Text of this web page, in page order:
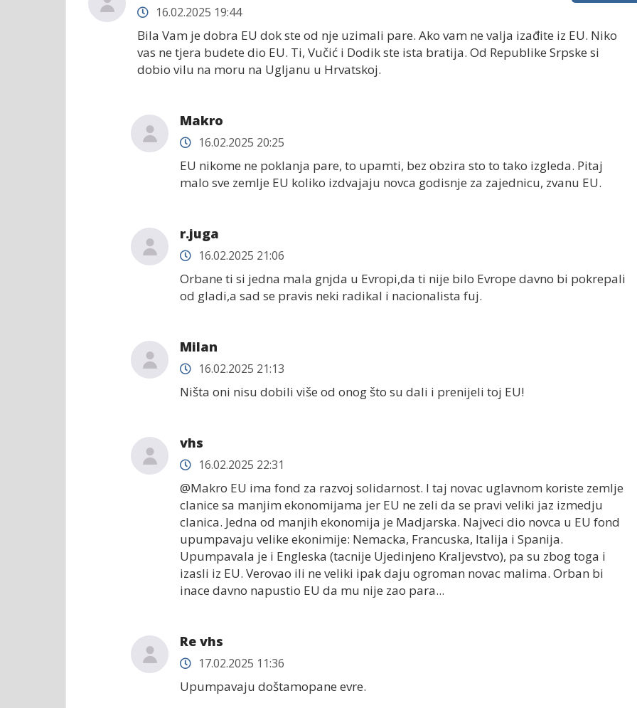
16.02.2025 19:44
Bila Vam je dobra EU dok ste od nje uzimali pare. Ako vam ne valja izađite iz EU. Niko
vas ne tjera budete dio EU. Ti, Vučić i Dodik ste ista bratija. Od Republike Srpske si
dobio vilu na moru na Ugljanu u Hrvatskoj.
Makro
16.02.2025 20:25
EU nikome ne poklanja pare, to upamti, bez obzira sto to tako izgleda. Pitaj
malo sve zemlje EU koliko izdvajaju novca godisnje za zajednicu, zvanu EU.
r.juga
16.02.2025 21:06
Orbane ti si jedna mala gnjda u Evropi,da ti nije bilo Evrope davno bi pokrepali
od gladi,a sad se pravis neki radikal i nacionalista fuj.
Milan
16.02.2025 21:13
Ništa oni nisu dobili više od onog što su dali i prenijeli toj EU!
vhs
16.02.2025 22:31
@Makro EU ima fond za razvoj solidarnost. I taj novac uglavnom koriste zemlje
clanice sa manjim ekonomijama jer EU ne zeli da se pravi veliki jaz izmedju
clanica. Jedna od manjih ekonomija je Madjarska. Najveci dio novca u EU fond
upumpavaju velike ekonimije: Nemacka, Francuska, Italija i Spanija.
Upumpavala je i Engleska (tacnije Ujedinjeno Kraljevstvo), pa su zbog toga i
izasli iz EU. Verovao ili ne veliki ipak daju ogroman novac malima. Orban bi
inace davno napustio EU da mu nije zao para...
Re vhs
17.02.2025 11:36
Upumpavaju doštamopane evre.